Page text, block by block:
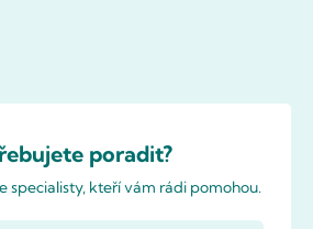
poradit?
specialisty, kteří vám rádi pomohou.